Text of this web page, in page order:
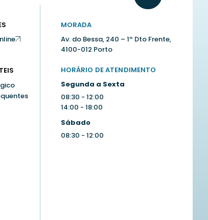
MORADA
Av. do Bessa, 240 – 1º Dto Frente,
4100-012 Porto
HORÁRIO DE ATENDIMENTO
Segunda a Sexta
08:30 - 12:00
14:00 - 18:00
Sábado
08:30 - 12:00